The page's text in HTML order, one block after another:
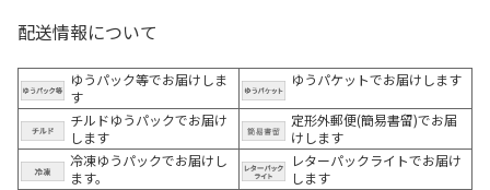
配送情報について
ゆうパック等でお届けしま
す
ゆうパケットでお届けします
チルドゆうパックでお届け
します
定形外郵便(簡易書留)でお届
けします
冷凍ゆうパックでお届けし
ます。
レターパックライトでお届け
します